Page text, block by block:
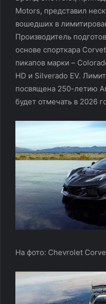
Motors, представил
вошедших в
Производитель
основе спорткара
пикапов марки –
HD и Silverado EV.
посвящена 250-летию
будет отмечать в 2026
На фото: Chevrolet